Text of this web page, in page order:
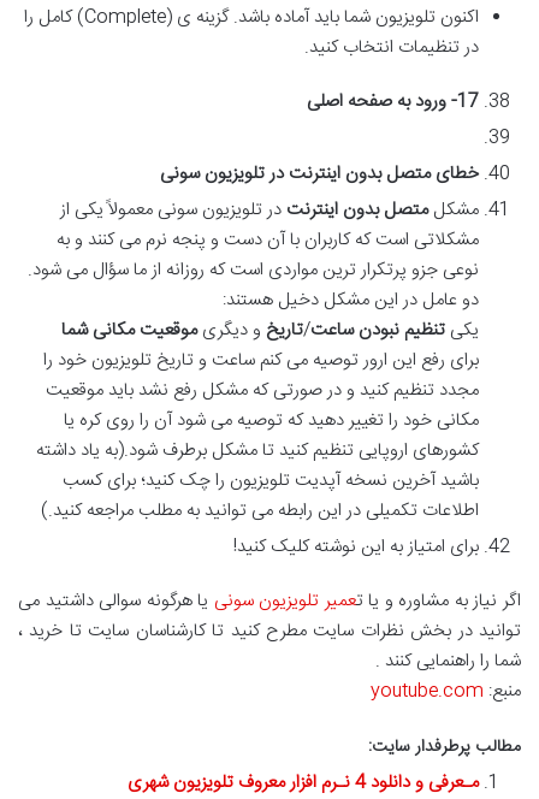
اکنون تلویزیون شما باید آماده باشد. گزینه ی (Complete) کامل را
در تنظیمات انتخاب کنید.
17- ورود به صفحه اصلی
خطای متصل بدون اینترنت در تلویزیون سونی
مشکلمتصل بدون اینترنت در تلویزیون سونی معمولاً یکی از
مشکلاتی است که کاربران با آن دست و پنجه نرم می کنند و به
نوعی جزو پرتکرار ترین مواردی است که روزانه از ما سؤال می شود.
دو عامل در این مشکل دخیل هستند:
یکی تنظیم نبودن ساعت/تاریخ و دیگریموقعیت مکانی شما
برای رفع این ارور توصیه می کنم ساعت و تاریخ تلویزیون خود را
مجدد تنظیم کنید و در صورتی که مشکل رفع نشد باید موقعیت
مکانی خود را تغییر دهید که توصیه می شود آن را روی کره یا
کشورهای اروپایی تنظیم کنید تا مشکل برطرف شود.(به یاد داشته
باشید آخرین نسخه آپدیت تلویزیون را چک کنید؛ برای کسب
اطلاعات تکمیلی در این رابطه می توانید به مطلب مراجعه کنید.)
برای امتیاز به این نوشته کلیک کنید!
اگر نیاز به مشاوره و یا تعمیر تلویزیون سونی یا هرگونه سوالی داشتید می
توانید در بخش نظرات سایت مطرح کنید تا کارشناسان سایت تا خرید ،
شما را راهنمایی کنند .
منبع: youtube.com
مطالب پرطرفدار سایت:
مـعرفی و دانلود 4 نـرم افزار معروف تلویزیون شهری